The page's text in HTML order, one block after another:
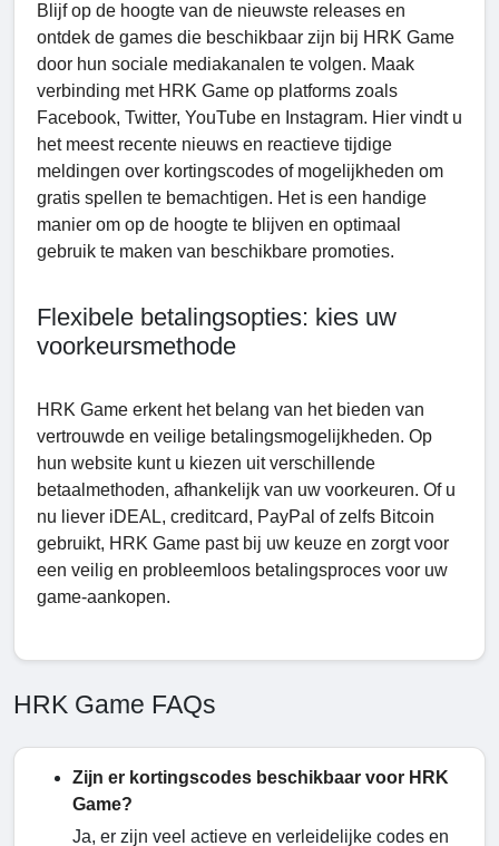
Blijf op de hoogte van de nieuwste releases en
ontdek de games die beschikbaar zijn bij HRK Game
door hun sociale mediakanalen te volgen. Maak
verbinding met HRK Game op platforms zoals
Facebook, Twittеr, YouTube en Instagram. Hier vindt u
het meest recente nieuws en reactieve tijdige
meldingen over kortingscodes of mogelijkheden om
gratis spellen te bemachtigen. Het is een handige
manier om op de hoogte te blijven en optimaal
gebruik te maken van beschikbare promoties.
Flexibele betalingsopties: kies uw
voorkeursmethode
HRK Game erkent het belang van het bieden van
vertrouwde en veilige betalingsmogelijkheden. Op
hun website kunt u kiezen uit verschillende
betaalmethoden, afhankelijk van uw voorkeuren. Of u
nu liever iDEAL, creditcard, PayPal of zelfs Bitcoin
gebruikt, HRK Game past bij uw keuze en zorgt voor
een veilig en probleemloos betalingsproces voor uw
game-aankopen.
HRK Game FAQs
Zijn er kortingscodes beschikbaar voor HRK
Game?
Ja, er zijn veel actieve en verleidelijke codes en